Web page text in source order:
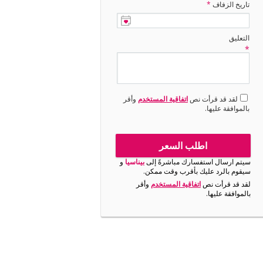
تاريخ الزفاف *
التعليق
*
لقد قد قرأت نصاتفاقية المستخدم وأقر
بالموافقة عليها.
اطلب السعر
سيتم ارسال استفسارك مباشرةً إلىبيناسيا و
سيقوم بالرد عليك بأقرب وقت ممكن.
لقد قد قرأت نصاتفاقية المستخدم وأقر
بالموافقة عليها.